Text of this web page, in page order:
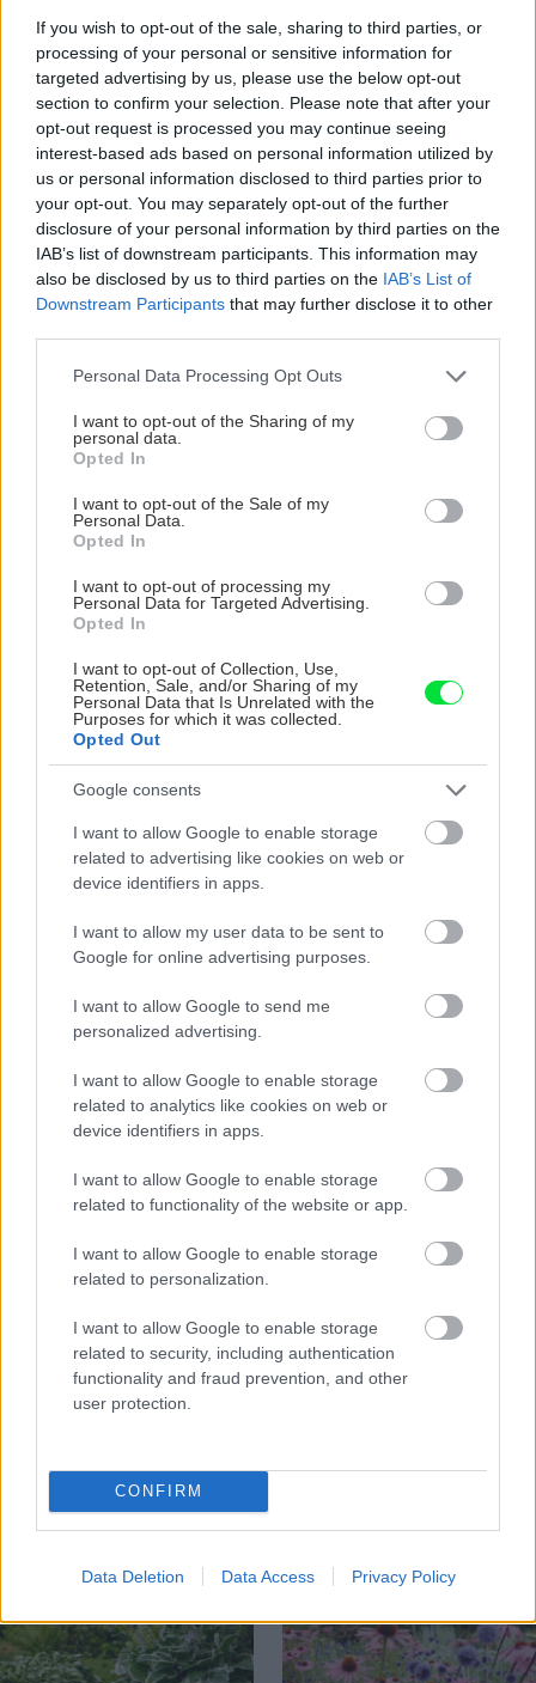
If you wish to opt-out of the sale, sharing to third parties, or
processing of your personal or sensitive information for
targeted advertising by us, please use the below opt-out
section to confirm your selection. Please note that after your
opt-out request is processed you may continue seeing
interest-based ads based on personal information utilized by
us or personal information disclosed to third parties prior to
your opt-out. You may separately opt-out of the further
disclosure of your personal information by third parties on the
IAB’s list of downstream participants. This information may
also be disclosed by us to third parties on the IAB’s List of
Downstream Participants that may further disclose it to other
Please note that this website/app uses one or more Google
not limited to your visit or usage behaviour. You may click to
grant or deny consent to Google and its third-party tags to
use your data for below specified purposes in below Google
consent section.
Personal Data Processing Opt Outs
I want to opt-out of the Sharing of my
personal data.
Opted In
I want to opt-out of the Sale of my
Personal Data.
Opted In
I want to opt-out of processing my
Personal Data for Targeted Advertising.
Opted In
I want to opt-out of Collection, Use,
Retention, Sale, and/or Sharing of my
Personal Data that Is Unrelated with the
Purposes for which it was collected.
Opted Out
Google consents
I want to allow Google to enable storage
related to advertising like cookies on web or
device identifiers in apps.
I want to allow my user data to be sent to
Google for online advertising purposes.
I want to allow Google to send me
personalized advertising.
I want to allow Google to enable storage
related to analytics like cookies on web or
device identifiers in apps.
I want to allow Google to enable storage
related to functionality of the website or app.
I want to allow Google to enable storage
related to personalization.
I want to allow Google to enable storage
related to security, including authentication
functionality and fraud prevention, and other
user protection.
CONFIRM
Data Deletion Data Access Privacy Policy
horúčavách pasca: Prečo z okna robia radiátor
a ako to vyriešiť za pár eur?
Čo robiť, ak paradajky dozrievajú pomaly? Trik
s odlisťovaním funguje aj cez leto, ale pozor na
chyby
Chcete dominantu interiéru, ktorá pritiahne
pohľady? Vyrobte si takéto masívne orechové
svietidlo
NAŠE ČASOPISY
KDE SA DISKUTUJE
Prečo z okna robia radiátor a ako to vyriešiť za pár eur?
Ja som to riešil tieniacimi závesmi v interieri.Je to
pohoda.
Vnútorné žalúzie sú v 40-stupňových horúčavách pasca:
Prečo z okna robia radiátor a ako to vyriešiť za pár eur?
Akurát ten problém doma riešime na oknách z južnej
strany. Pravdepodobne pôjdeme do vonkajšieho
tienenia na spôsob markízy 250x150cm. Čínsky
predajcovia idú okolo 100 eur kus.
Nekupujte drahé lapače: Vyrobte si za 5 minút domácu
pascu na osy a sršne, ktorá ich nepustí von
Bros sprej necaka kym osa vypije moje pivo. Zaroven
nasmrdi cele hniezdo a neostane tam nic zive. Vasa
pasca naucinke moc efektivne. Skor pritiahne slimaky
Viete, kedy použiť akú maltu? Spoznajte rozdiely, ktoré
vám ušetria čas v stavebninách aj pri práci
Ten článok mal takú výpovednú hodnotu ako učivo pre
doba schnutia tak 15 minut , k tomu vodotesné s
kryštálikou. A rozdiel - schnutie a zretie. Nič?
Žiadne čapovanie alebo zadlabávanie, všetko len na
čínske skrutky. Alternatíva slovenskej IKEI - čo sa týka
predávaný v Kauflande alebo Lídli.